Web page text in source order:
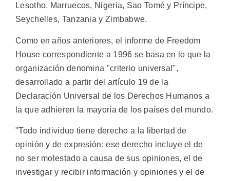
Lesotho, Marruecos, Nigeria, Sao Tomé y Príncipe,
Seychelles, Tanzania y Zimbabwe.
Como en años anteriores, el informe de Freedom
House correspondiente a 1996 se basa en lo que la
organización denomina "criterio universal",
desarrollado a partir del artículo 19 de la
Declaración Universal de los Derechos Humanos a
la que adhieren la mayoría de los países del mundo.
"Todo individuo tiene derecho a la libertad de
opinión y de expresión; ese derecho incluye el de
no ser molestado a causa de sus opiniones, el de
investigar y recibir información y opiniones y el de